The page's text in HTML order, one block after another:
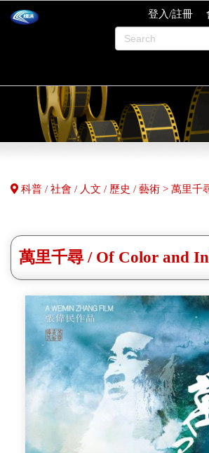
登入/註冊
科普 / 社會 / 人文 / 歷史 / 藝術 > 萬里千
萬里千尋 / Of Color and